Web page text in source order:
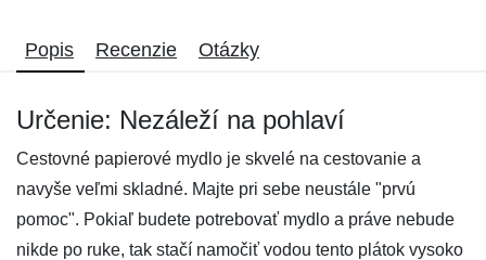
Popis Recenzie Otázky
Určenie: Nezáleží na pohlaví
Cestovné papierové mydlo je skvelé na cestovanie a
navyše veľmi skladné. Majte pri sebe neustále "prvú
pomoc". Pokiaľ budete potrebovať mydlo a práve nebude
nikde po ruke, tak stačí namočiť vodou tento plátok vysoko